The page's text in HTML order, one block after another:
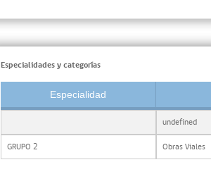
Especialidades y categorías
Especialidad
undefined
GRUPO 2 Obras Viales